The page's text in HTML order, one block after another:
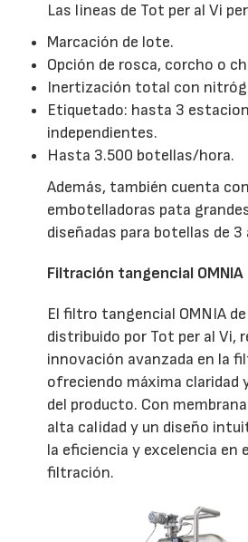
Las lineas de Tot per al Vi
Marcación de lote.
Opción de rosca, corcho o
Inertización total con
Etiquetado: hasta 3
independientes.
Hasta 3.500 botellas/hora.
Además, también cuenta con
embotelladoras pata
diseñadas para botellas de
Filtración tangencial OMNIA
El filtro tangencial OMNIA
distribuido por Tot per al Vi,
innovación avanzada en la
ofreciendo máxima claridad
del producto. Con
alta calidad y un diseño
la eficiencia y excelencia en
filtración.